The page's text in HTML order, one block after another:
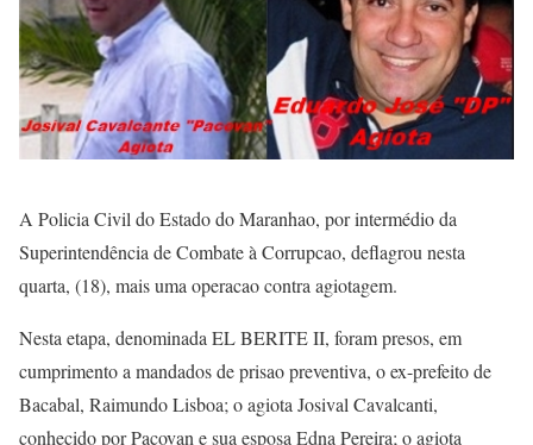
A Policia Civil do Estado do Maranhao, por intermédio da
Superintendência de Combate à Corrupcao, deflagrou nesta
quarta, (18), mais uma operacao contra agiotagem.
Nesta etapa, denominada EL BERITE II, foram presos, em
cumprimento a mandados de prisao preventiva, o ex-prefeito de
Bacabal, Raimundo Lisboa; o agiota Josival Cavalcanti,
conhecido por Pacovan e sua esposa Edna Pereira; o agiota